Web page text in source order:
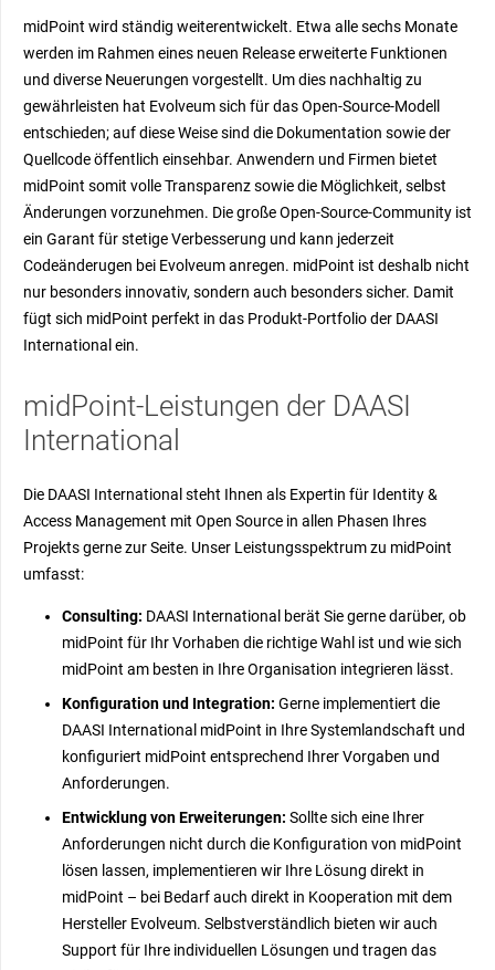
midPoint wird ständig weiterentwickelt. Etwa alle sechs Monate
werden im Rahmen eines neuen Release erweiterte Funktionen
und diverse Neuerungen vorgestellt. Um dies nachhaltig zu
gewährleisten hat Evolveum sich für das Open-Source-Modell
entschieden; auf diese Weise sind die Dokumentation sowie der
Quellcode öffentlich einsehbar. Anwendern und Firmen bietet
midPoint somit volle Transparenz sowie die Möglichkeit, selbst
Änderungen vorzunehmen. Die große Open-Source-Community ist
ein Garant für stetige Verbesserung und kann jederzeit
Codeänderugen bei Evolveum anregen. midPoint ist deshalb nicht
nur besonders innovativ, sondern auch besonders sicher. Damit
fügt sich midPoint perfekt in das Produkt-Portfolio der DAASI
International ein.
midPoint-Leistungen der DAASI
International
Die DAASI International steht Ihnen als Expertin für Identity &
Access Management mit Open Source in allen Phasen Ihres
Projekts gerne zur Seite. Unser Leistungsspektrum zu midPoint
umfasst:
Consulting: DAASI International berät Sie gerne darüber, ob
midPoint für Ihr Vorhaben die richtige Wahl ist und wie sich
midPoint am besten in Ihre Organisation integrieren lässt.
Konfiguration und Integration: Gerne implementiert die
DAASI International midPoint in Ihre Systemlandschaft und
konfiguriert midPoint entsprechend Ihrer Vorgaben und
Anforderungen.
Entwicklung von Erweiterungen: Sollte sich eine Ihrer
Anforderungen nicht durch die Konfiguration von midPoint
lösen lassen, implementieren wir Ihre Lösung direkt in
midPoint – bei Bedarf auch direkt in Kooperation mit dem
Hersteller Evolveum. Selbstverständlich bieten wir auch
Support für Ihre individuellen Lösungen und tragen das